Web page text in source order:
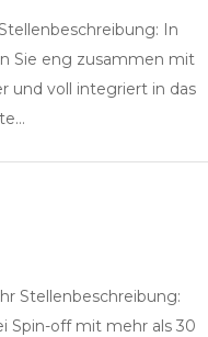
In
Sie eng zusammen mit
und voll integriert in das
Stellenbeschreibung:
Spin-off mit mehr als 30